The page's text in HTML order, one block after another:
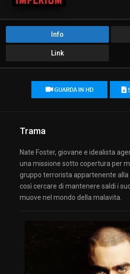
Info
Link
Trama
Nate Foster, giovane e idealista
una missione sotto copertura per
gruppo terrorista appartenente alla
così cercare di mantenere saldi i
muove nel mondo della malavita.